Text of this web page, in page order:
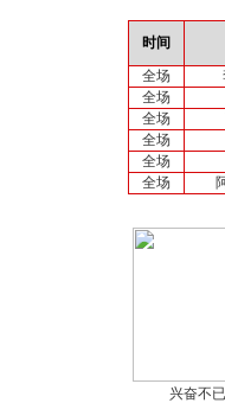
时间
全场
全场
全场
全场
全场
全场
兴奋不已